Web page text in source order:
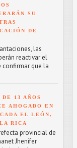
SU
DE
las
reactivar el
confirmar que la
DE 13 AÑOS
AHOGADO EN
EL LEÓN,
RICA
provincial de
Jhenifer